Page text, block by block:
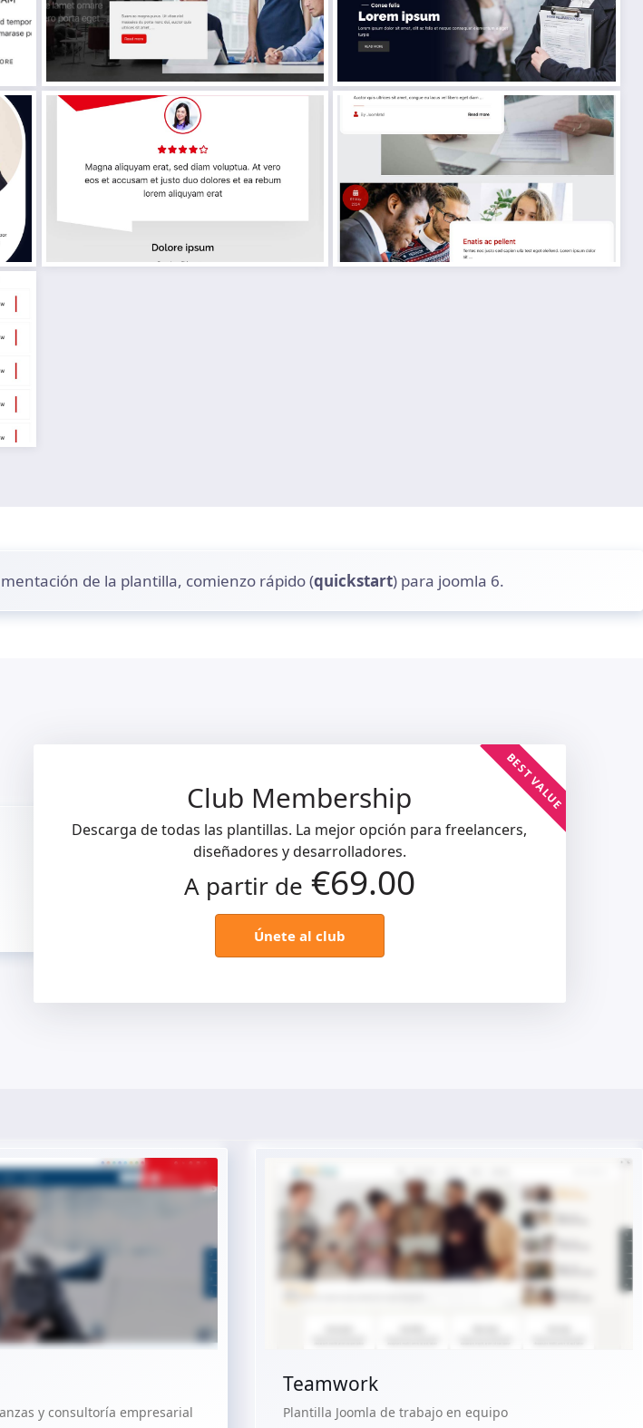
de la plantilla, comienzo rápido (quickstart) para joomla 6.
Club Membership BEST VALUE
Descarga de todas las plantillas. La mejor opción para freelancers,
diseñadores y desarrolladores.
A partir de €69.00
Únete al club
Ver Demo
€29.90
y consultoría empresarial
Ver Demo
Comprar €29.90
Teamwork
Plantilla Joomla de trabajo en equipo